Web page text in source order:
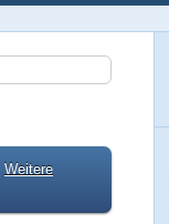
Weitere